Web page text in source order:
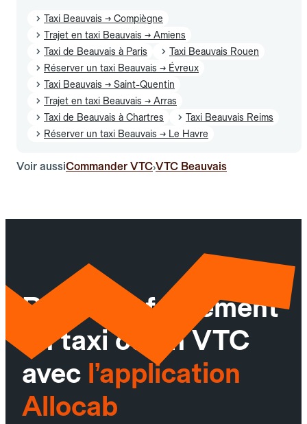
Taxi Beauvais → Compiègne
Trajet en taxi Beauvais → Amiens
Taxi de Beauvais à Paris
Taxi Beauvais Rouen
Réserver un taxi Beauvais → Évreux
Taxi Beauvais → Saint-Quentin
Trajet en taxi Beauvais → Arras
Taxi de Beauvais à Chartres
Taxi Beauvais Reims
Réserver un taxi Beauvais → Le Havre
Voir aussiCommander VTC›VTC Beauvais
Réservez facilement
un taxi ou un VTC
avec l’application
Allocab